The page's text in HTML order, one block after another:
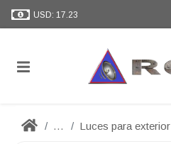
USD: 17.23
... Luces para exterior